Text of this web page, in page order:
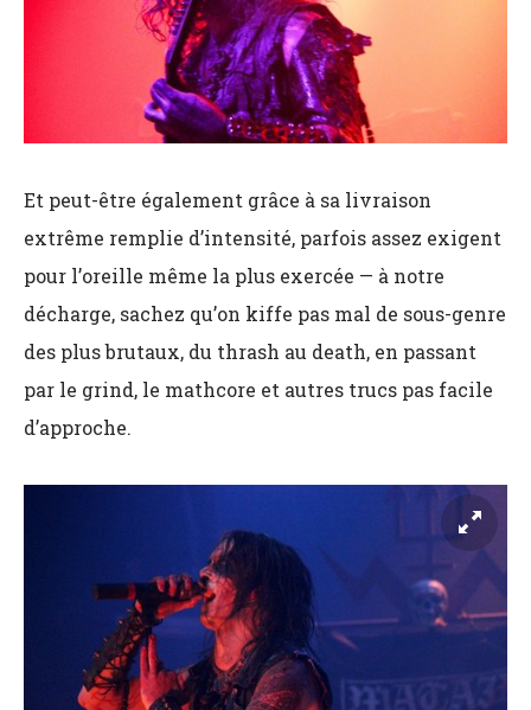
Et peut-être également grâce à sa livraison
extrême remplie d’intensité, parfois assez exigent
pour l’oreille même la plus exercée — à notre
décharge, sachez qu’on kiffe pas mal de sous-genre
des plus brutaux, du thrash au death, en passant
par le grind, le mathcore et autres trucs pas facile
d’approche.